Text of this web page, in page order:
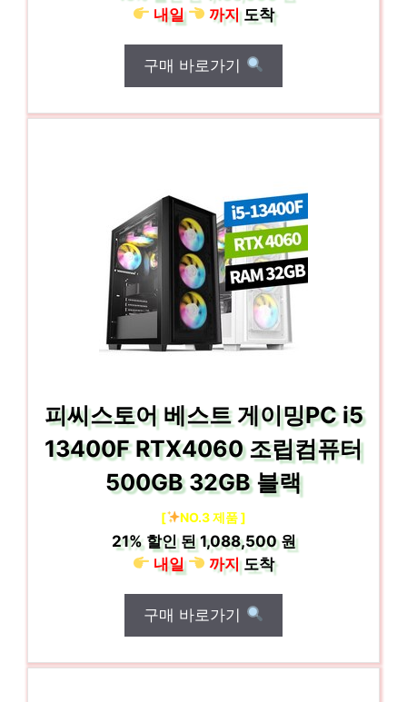
내일
까지도착
구매 바로가기
피씨스토어 베스트 게이밍PC i5
13400F RTX4060 조립컴퓨터
500GB 32GB 블랙
[ NO.3 제품 ]
21%할인 된1,088,500 원
내일
까지도착
구매 바로가기